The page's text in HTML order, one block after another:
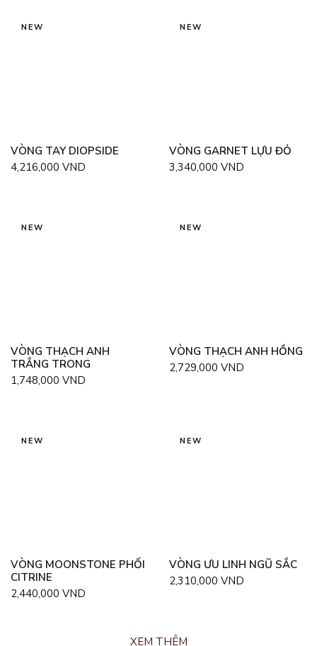
NEW
VÒNG TAY DIOPSIDE
4,216,000 VND
NEW
VÒNG GARNET LỰU ĐỎ
3,340,000 VND
NEW
VÒNG THẠCH ANH
TRẮNG TRONG
1,748,000 VND
NEW
VÒNG THẠCH ANH HỒNG
2,729,000 VND
NEW
VÒNG MOONSTONE PHỐI
CITRINE
2,440,000 VND
NEW
VÒNG ƯU LINH NGŨ SẮC
2,310,000 VND
XEM THÊM